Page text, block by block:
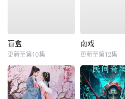
盲盒
更新至第10集
南戏
更新至第12集